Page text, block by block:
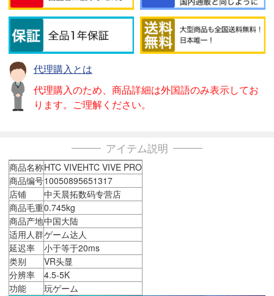
代理購入とは
代理購入のため、商品詳細は外国語のみ表示してお
ります。ご理解ください。
アイテム説明
商品名称HTC VIVEHTC VIVE PRO
商品编号10050895651317
店铺
中天晨拓数码专营店
商品毛重0.745kg
商品产地中国大陆
适用人群ゲーム达人
延迟率
小于等于20ms
类别
VR头显
分辨率
4.5-5K
功能
玩ゲーム